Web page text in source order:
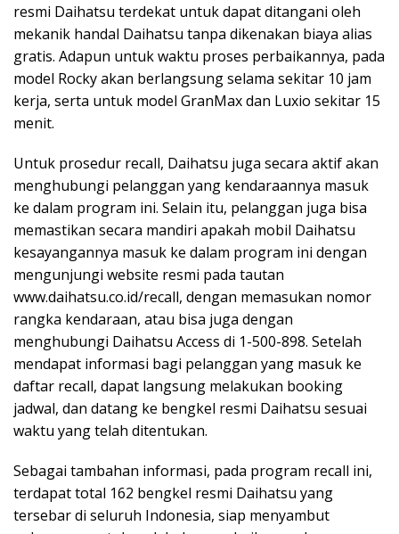
resmi Daihatsu terdekat untuk dapat ditangani oleh
mekanik handal Daihatsu tanpa dikenakan biaya alias
gratis. Adapun untuk waktu proses perbaikannya, pada
model Rocky akan berlangsung selama sekitar 10 jam
kerja, serta untuk model GranMax dan Luxio sekitar 15
menit.
Untuk prosedur recall, Daihatsu juga secara aktif akan
menghubungi pelanggan yang kendaraannya masuk
ke dalam program ini. Selain itu, pelanggan juga bisa
memastikan secara mandiri apakah mobil Daihatsu
kesayangannya masuk ke dalam program ini dengan
mengunjungi website resmi pada tautan
www.daihatsu.co.id/recall, dengan memasukan nomor
rangka kendaraan, atau bisa juga dengan
menghubungi Daihatsu Access di 1-500-898. Setelah
mendapat informasi bagi pelanggan yang masuk ke
daftar recall, dapat langsung melakukan booking
jadwal, dan datang ke bengkel resmi Daihatsu sesuai
waktu yang telah ditentukan.
Sebagai tambahan informasi, pada program recall ini,
terdapat total 162 bengkel resmi Daihatsu yang
tersebar di seluruh Indonesia, siap menyambut